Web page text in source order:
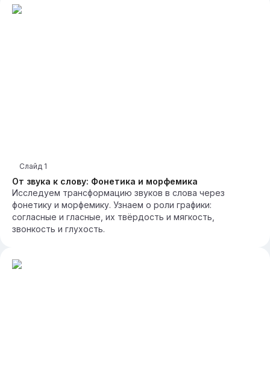
От звука к слову: Фонетика и морфемика
Слайд 1
Исследуем трансформацию звуков в слова через
фонетику и морфемику. Узнаем о роли графики:
согласные и гласные, их твёрдость и мягкость,
звонкость и глухость.